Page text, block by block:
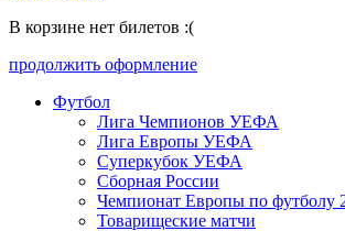
В корзине нет билетов :(
продолжить оформление
Футбол
Лига Чемпионов УЕФА
Лига Европы УЕФА
Суперкубок УЕФА
Сборная России
Чемпионат Европы по футболу
Товарищеские матчи